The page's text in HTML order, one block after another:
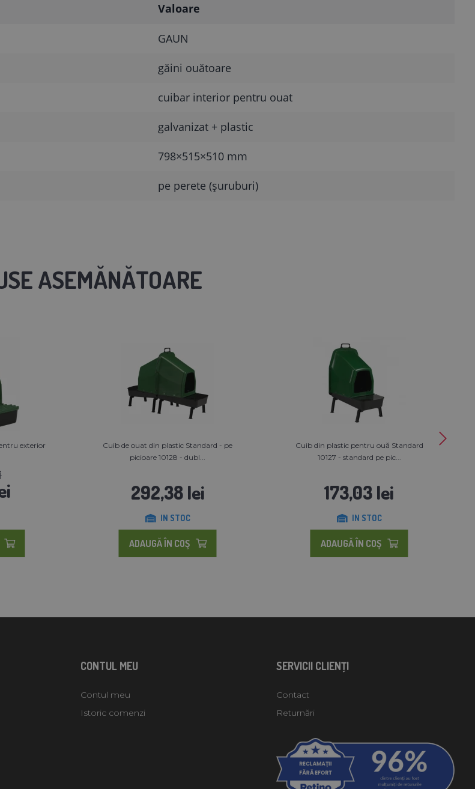
Valoare
GAUN
găini ouătoare
cuibar interior pentru ouat
galvanizat + plastic
798×515×510 mm
pe perete (șuruburi)
ASEMĂNĂTOARE
exterior
Cuib de ouat din plastic Standard - pe
picioare 10128 - dubl...
292,38 lei
IN STOC
ADAUGĂ ÎN COŞ
Cuib din plastic pentru ouă Standard
10127 - standard pe pic...
173,03 lei
IN STOC
ADAUGĂ ÎN COŞ
CONTUL MEU
Contul meu
Istoric comenzi
SERVICII CLIENŢI
Contact
Returnări